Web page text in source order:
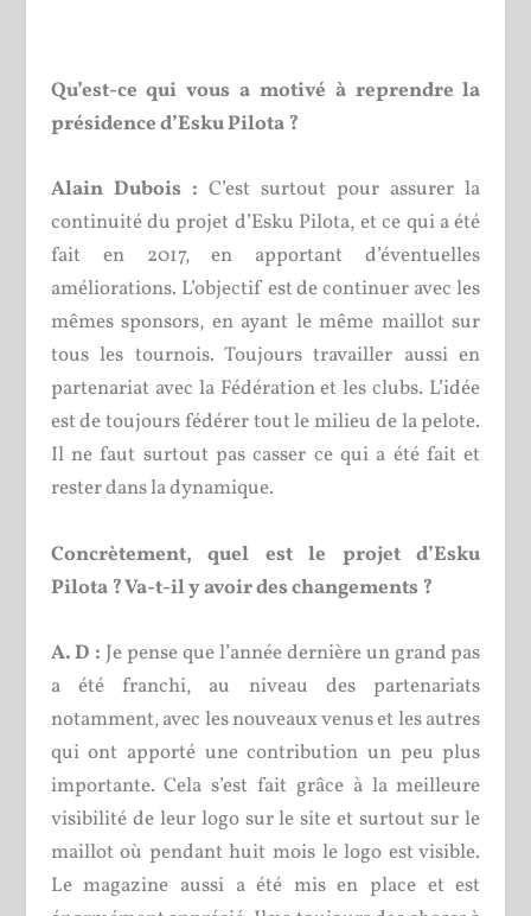
Qu’est-ce qui vous a motivé à reprendre la
présidence d’Esku Pilota ?
Alain Dubois : C’est surtout pour assurer la
continuité du projet d’Esku Pilota, et ce qui a été
fait en 2017, en apportant d’éventuelles
améliorations. L’objectif est de continuer avec les
mêmes sponsors, en ayant le même maillot sur
tous les tournois. Toujours travailler aussi en
partenariat avec la Fédération et les clubs. L’idée
est de toujours fédérer tout le milieu de la pelote.
Il ne faut surtout pas casser ce qui a été fait et
rester dans la dynamique.
Concrètement, quel est le projet d’Esku
Pilota ? Va-t-il y avoir des changements ?
A. D : Je pense que l’année dernière un grand pas
a été franchi, au niveau des partenariats
notamment, avec les nouveaux venus et les autres
qui ont apporté une contribution un peu plus
importante. Cela s’est fait grâce à la meilleure
visibilité de leur logo sur le site et surtout sur le
maillot où pendant huit mois le logo est visible.
Le magazine aussi a été mis en place et est